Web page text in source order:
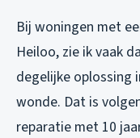
Bij woningen met
Heiloo, zie ik vaak
degelijke oplossing
wonde. Dat is
reparatie met 10